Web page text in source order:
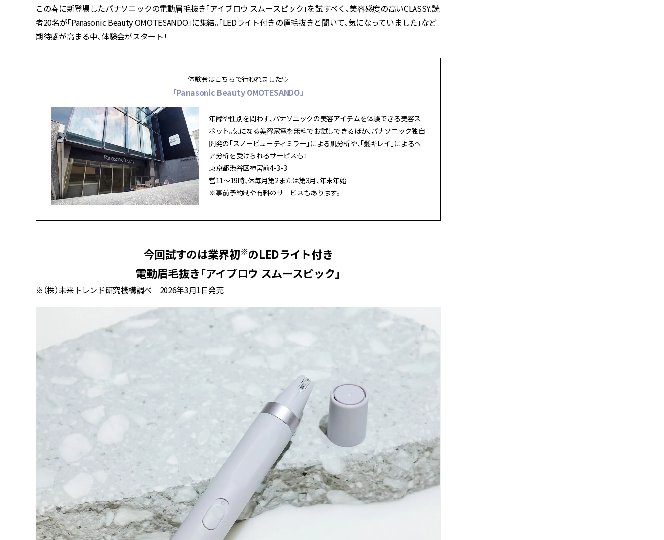
この春に新登場したパナソニックの電動眉毛抜き「アイブロウ スムースピック」を試すべく、美容感度の高いCLASSY.読
者20名が「Panasonic Beauty OMOTESANDO」に集結。「LEDライト付きの眉毛抜きと聞いて、気になっていました」など
期待感が高まる中、体験会がスタート！
体験会はこちらで行われました♡
「Panasonic Beauty OMOTESANDO」
年齢や性別を問わず、パナソニックの美容アイテムを体験できる美容ス
ポット。気になる美容家電を無料でお試しできるほか、パナソニック独自
開発の「スノービューティミラー」による肌分析や、「髪キレイ」によるヘ
ア分析を受けられるサービスも！
東京都渋谷区神宮前4-3-3
営11〜19時、休毎月第2または第3月、年末年始
※事前予約制や有料のサービスもあります。
今回試すのは業界初※のLEDライト付き
電動眉毛抜き「アイブロウ スムースピック」
※（株）未来トレンド研究機構調べ 2026年3月1日発売